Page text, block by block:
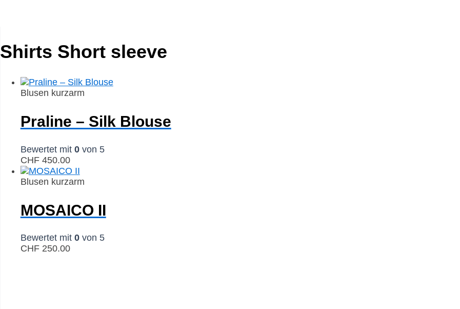
Shirts Short sleeve
Blusen kurzarm
Praline – Silk Blouse
Bewertet mit 0von 5
CHF450.00
Blusen kurzarm
MOSAICO II
Bewertet mit 0von 5
CHF250.00